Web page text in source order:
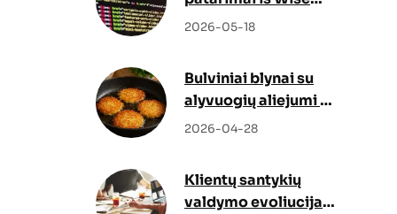
Docs
2026-05-18
Bulviniai blynai su
alyvuogių aliejumi –
netikėtas, bet
2026-04-28
Klientų santykių
valdymo evoliucija: